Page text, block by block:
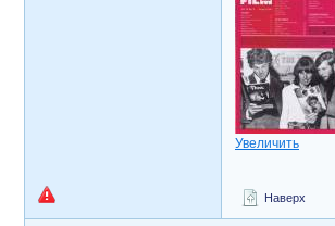
Увеличить
Наверх